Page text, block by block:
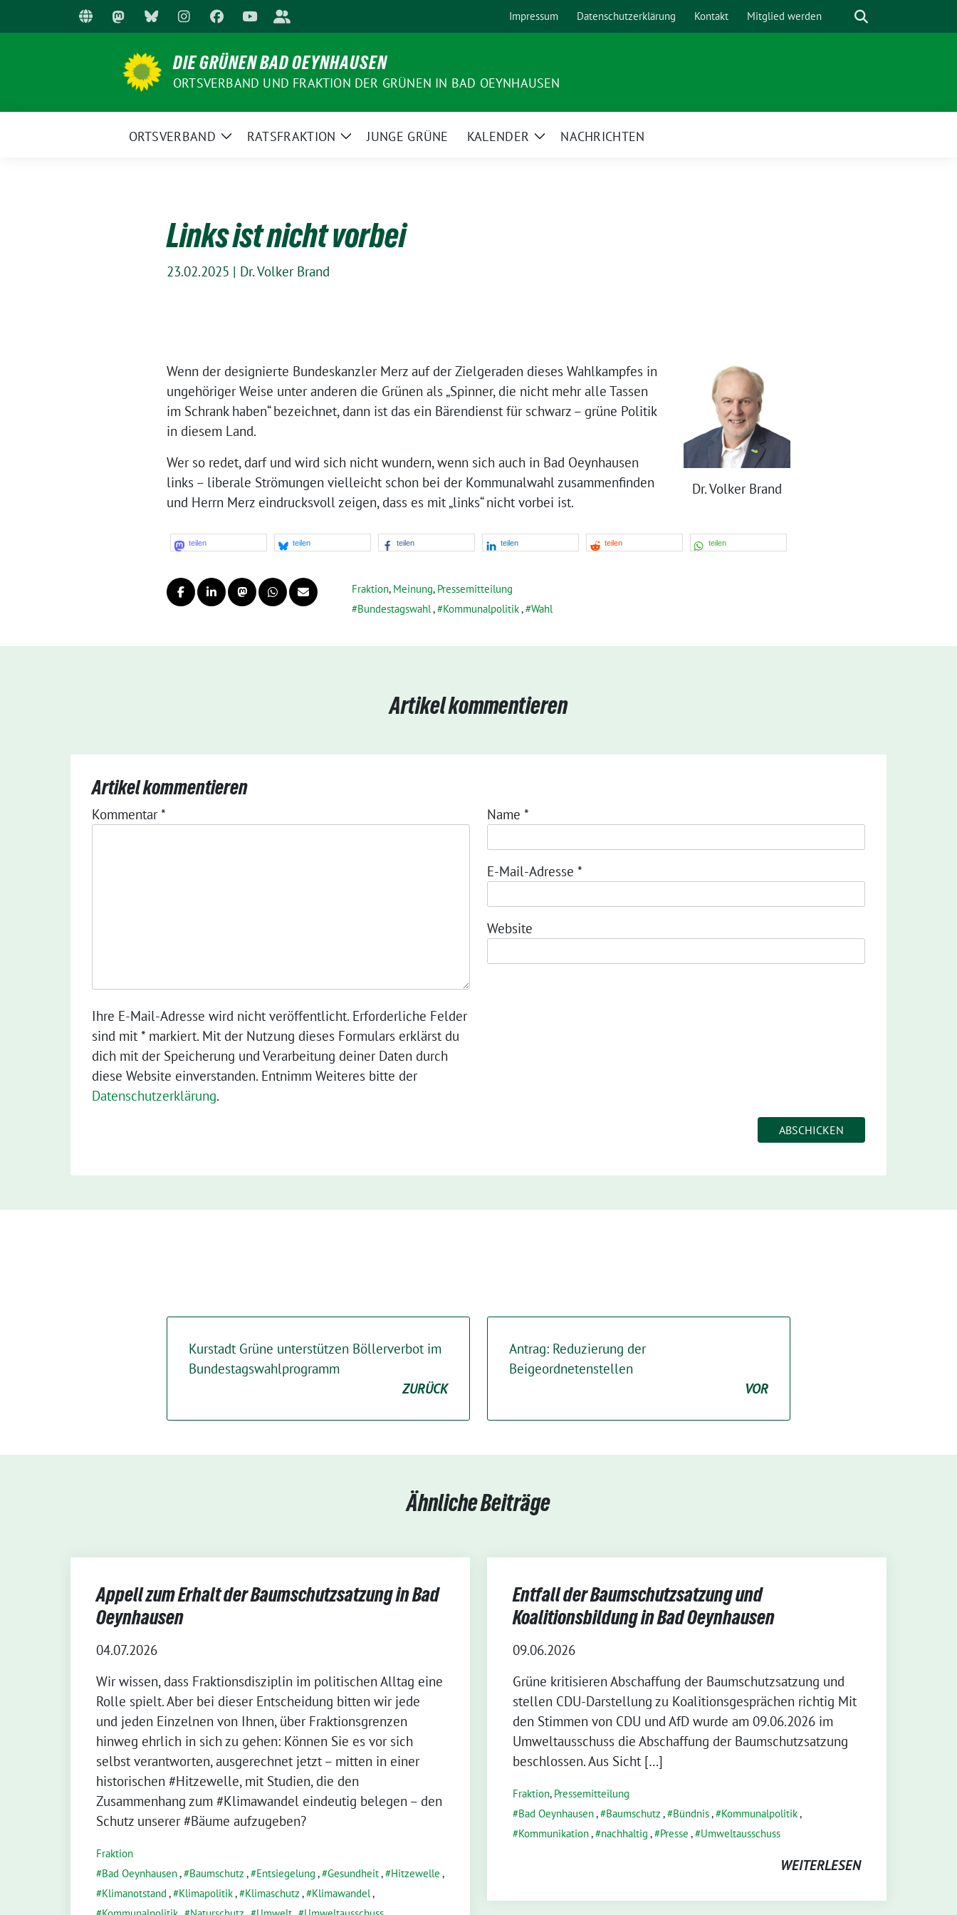
zum
Impressum Datenschutzerklärung Kontakt Mitglied werden Suche
DIE GRÜNEN BAD OEYNHAUSEN
ORTSVERBAND UND FRAKTION DER GRÜNEN IN BAD OEYNHAUSEN
ORTSVERBAND
ZeigeRATSFRAKTION
ZeigeJUNGE GRÜNE KALENDER
ZeigeNACHRICHTEN
Links ist nicht vorbei
23.02.2025 | Dr. Volker Brand
Dr. Volker Brand
Wenn der designierte Bundeskanzler Merz auf der Zielgeraden dieses Wahlkampfes in
ungehöriger Weise unter anderen die Grünen als „Spinner, die nicht mehr alle Tassen
im Schrank haben“ bezeichnet, dann ist das ein Bärendienst für schwarz – grüne Politik
in diesem Land.
Wer so redet, darf und wird sich nicht wundern, wenn sich auch in Bad Oeynhausen
links – liberale Strömungen vielleicht schon bei der Kommunalwahl zusammenfinden
und Herrn Merz eindrucksvoll zeigen, dass es mit „links“ nicht vorbei ist.
teilen teilen teilen teilen teilen teilen
Fraktion, Meinung, Pressemitteilung
Bundestagswahl, Kommunalpolitik, Wahl
Artikel kommentieren
Artikel kommentieren
Kommentar*
Ihre E-Mail-Adresse wird nicht veröffentlicht. Erforderliche Felder
sind mit * markiert. Mit der Nutzung dieses Formulars erklärst du
dich mit der Speicherung und Verarbeitung deiner Daten durch
diese Website einverstanden. Entnimm Weiteres bitte der
Datenschutzerklärung.
Name *
E-Mail-Adresse *
Website
Kurstadt Grüne unterstützen Böllerverbot im
Bundestagswahlprogramm
ZURÜCK
Antrag: Reduzierung der
Beigeordnetenstellen
VOR
Ähnliche Beiträge
Appell zum Erhalt der Baumschutzsatzung in Bad
Oeynhausen
04.07.2026
Wir wissen, dass Fraktionsdisziplin im politischen Alltag eine
Rolle spielt. Aber bei dieser Entscheidung bitten wir jede
und jeden Einzelnen von Ihnen, über Fraktionsgrenzen
hinweg ehrlich in sich zu gehen: Können Sie es vor sich
selbst verantworten, ausgerechnet jetzt – mitten in einer
historischen #Hitzewelle, mit Studien, die den
Zusammenhang zum #Klimawandel eindeutig belegen – den
Schutz unserer #Bäume aufzugeben?
Fraktion
Bad Oeynhausen, Baumschutz , Entsiegelung , Gesundheit, Hitzewelle ,
Klimanotstand , Klimapolitik, Klimaschutz , Klimawandel,
Entfall der Baumschutzsatzung und
Koalitionsbildung in Bad Oeynhausen
09.06.2026
Grüne kritisieren Abschaffung der Baumschutzsatzung und
stellen CDU-Darstellung zu Koalitionsgesprächen richtig Mit
den Stimmen von CDU und AfD wurde am 09.06.2026 im
Umweltausschuss die Abschaffung der Baumschutzsatzung
beschlossen. Aus Sicht […]
Fraktion, Pressemitteilung
Bad Oeynhausen, Baumschutz , Bündnis, Kommunalpolitik,
Kommunikation, nachhaltig , Presse , Umweltausschuss
WEITERLESEN